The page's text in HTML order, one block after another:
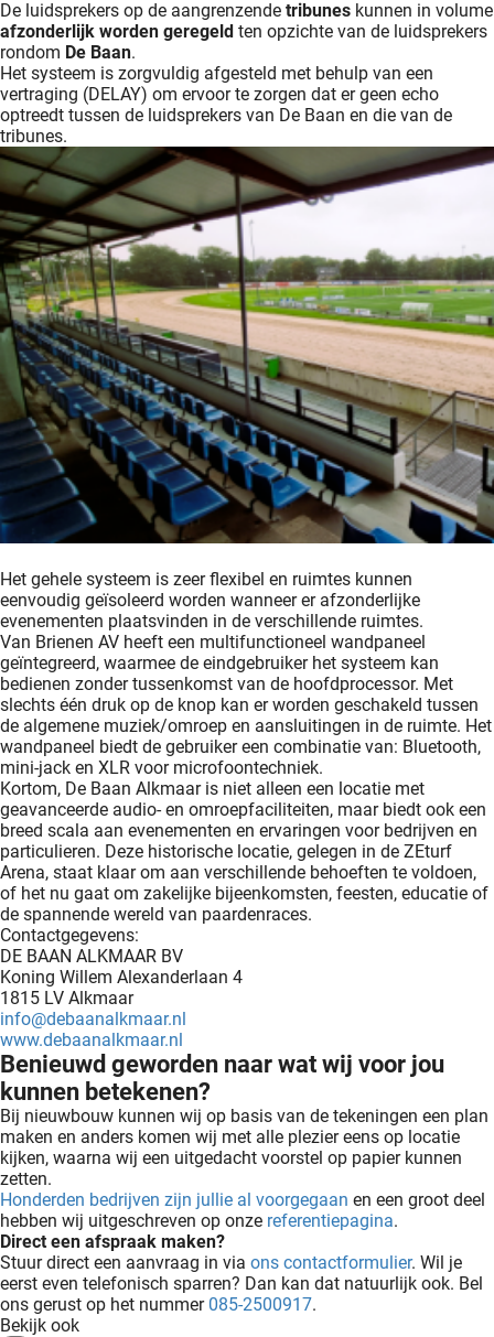
De luidsprekers op de aangrenzende tribunes kunnen in volume
afzonderlijk worden geregeld ten opzichte van de luidsprekers
rondom De Baan.
Het systeem is zorgvuldig afgesteld met behulp van een
vertraging (DELAY) om ervoor te zorgen dat er geen echo
optreedt tussen de luidsprekers van De Baan en die van de
tribunes.
Het gehele systeem is zeer flexibel en ruimtes kunnen
eenvoudig geïsoleerd worden wanneer er afzonderlijke
evenementen plaatsvinden in de verschillende ruimtes.
Van Brienen AV heeft een multifunctioneel wandpaneel
geïntegreerd, waarmee de eindgebruiker het systeem kan
bedienen zonder tussenkomst van de hoofdprocessor. Met
slechts één druk op de knop kan er worden geschakeld tussen
de algemene muziek/omroep en aansluitingen in de ruimte. Het
wandpaneel biedt de gebruiker een combinatie van: Bluetooth,
mini-jack en XLR voor microfoontechniek.
Kortom, De Baan Alkmaar is niet alleen een locatie met
geavanceerde audio- en omroepfaciliteiten, maar biedt ook een
breed scala aan evenementen en ervaringen voor bedrijven en
particulieren. Deze historische locatie, gelegen in de ZEturf
Arena, staat klaar om aan verschillende behoeften te voldoen,
of het nu gaat om zakelijke bijeenkomsten, feesten, educatie of
de spannende wereld van paardenraces.
Contactgegevens:
DE BAAN ALKMAAR BV
Koning Willem Alexanderlaan 4
1815 LV Alkmaar
info@debaanalkmaar.nl
www.debaanalkmaar.nl
Benieuwd geworden naar wat wij voor jou
kunnen betekenen?
Bij nieuwbouw kunnen wij op basis van de tekeningen een plan
maken en anders komen wij met alle plezier eens op locatie
kijken, waarna wij een uitgedacht voorstel op papier kunnen
zetten.
Honderden bedrijven zijn jullie al voorgegaan en een groot deel
hebben wij uitgeschreven op onze referentiepagina.
Direct een afspraak maken?
Stuur direct een aanvraag in via ons contactformulier. Wil je
eerst even telefonisch sparren? Dan kan dat natuurlijk ook. Bel
ons gerust op het nummer 085-2500917.
Bekijk ook